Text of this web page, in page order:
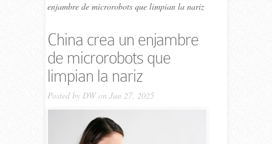
enjambre de microrobots que limpian la nariz
China crea un enjambre
de microrobots que
limpian la nariz
Posted by DWon Jun 27, 2025